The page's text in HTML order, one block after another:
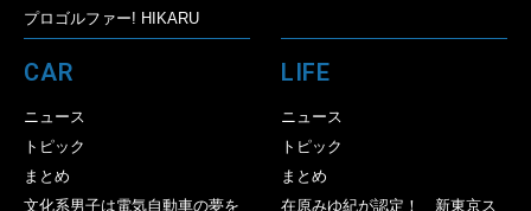
プロゴルファー! HIKARU
CAR
ニュース
トピック
まとめ
文化系男子は電気自動車の夢を
LIFE
ニュース
トピック
まとめ
在原みゆ紀が認定！ 新東京ス